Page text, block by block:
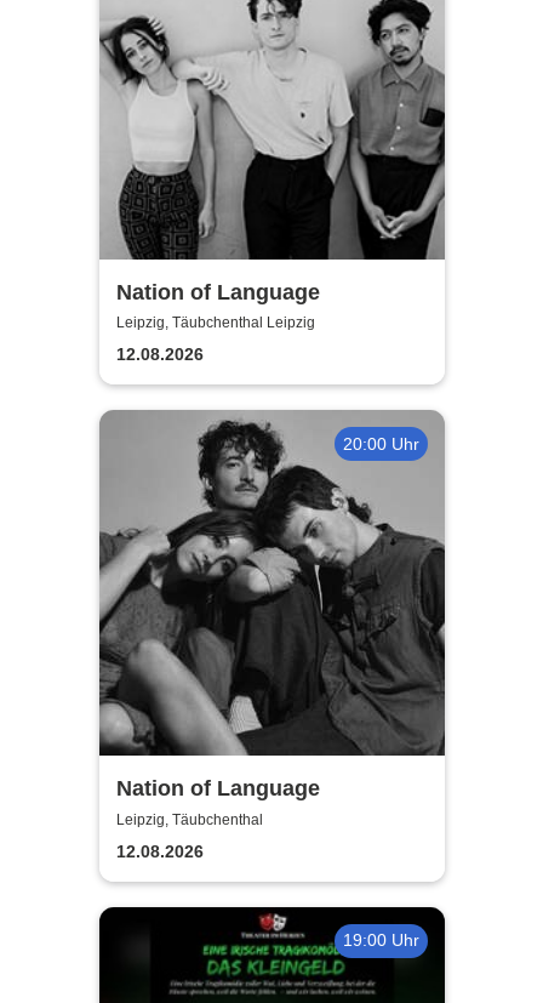
Nation of Language
Leipzig, Täubchenthal Leipzig
12.08.2026
20:00 Uhr
Nation of Language
Leipzig, Täubchenthal
12.08.2026
19:00 Uhr